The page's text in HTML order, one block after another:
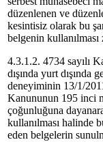
düzenlenen ve
kesintisiz olarak bu
belgenin
4.3.1.2. 4734 sayılı
dışında yurt dışında
deneyiminin 13/1/
Kanununun 195 inci
çoğunluğuna
kullanılması
eden belgelerin